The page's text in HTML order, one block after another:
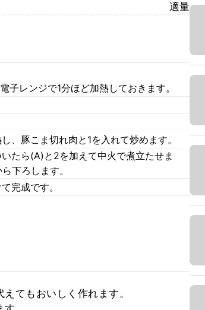
適量
レンジで1分ほど加熱しておきます。
、豚こま切れ肉と1を入れて炒めます。
たら(A)と2を加えて中火で煮立たせま
下ろします。
完成です。
てもおいしく作れます。